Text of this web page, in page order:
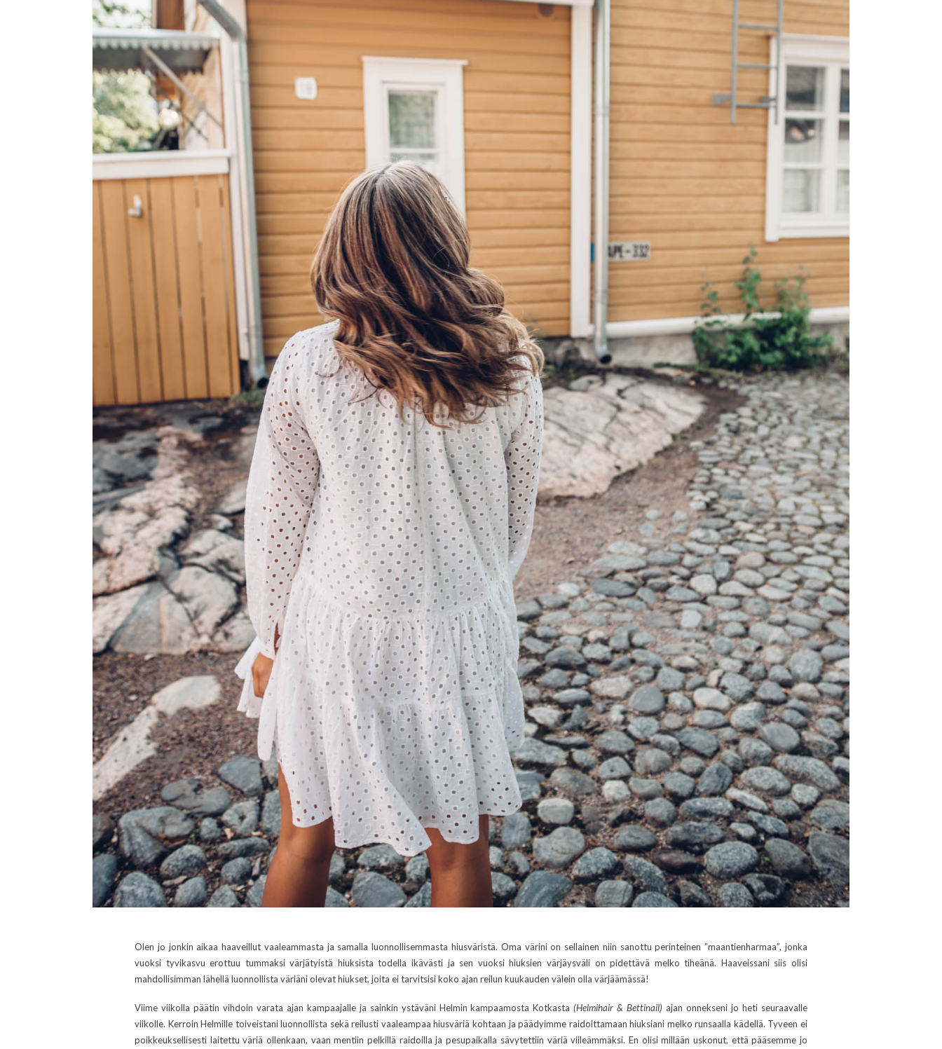
Olen jo jonkin aikaa haaveillut vaaleammasta ja samalla luonnollisemmasta hiusväristä. Oma värini on sellainen niin sanottu perinteinen ”maantienharmaa”, jonka
vuoksi tyvikasvu erottuu tummaksi värjätyistä hiuksista todella ikävästi ja sen vuoksi hiuksien värjäysväli on pidettävä melko tiheänä. Haaveissani siis olisi
mahdollisimman lähellä luonnollista väriäni olevat hiukset, joita ei tarvitsisi koko ajan reilun kuukauden välein olla värjäämässä!
Viime viikolla päätin vihdoin varata ajan kampaajalle ja sainkin ystäväni Helmin kampaamosta Kotkasta(Helmihair & Bettinail) ajan onnekseni jo heti seuraavalle
viikolle. Kerroin Helmille toiveistani luonnollista sekä reilusti vaaleampaa hiusväriä kohtaan ja päädyimme raidoittamaan hiuksiani melko runsaalla kädellä. Tyveen ei
poikkeuksellisesti laitettu väriä ollenkaan, vaan mentiin pelkillä raidoilla ja pesupaikalla sävytettiin väriä viileämmäksi. En olisi millään uskonut, että pääsemme jo